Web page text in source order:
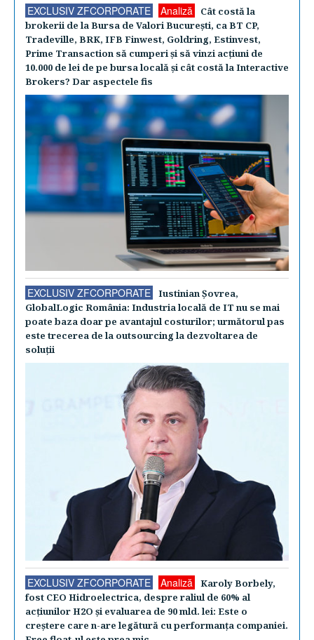
EXCLUSIV ZFCORPORATE Analiză
Cât costă la
brokerii de la Bursa de Valori Bucureşti, ca BT CP,
Tradeville, BRK, IFB Finwest, Goldring, Estinvest,
Prime Transaction să cumperi şi să vinzi acţiuni de
10.000 de lei de pe bursa locală şi cât costă la Interactive
Brokers? Dar aspectele fis
EXCLUSIV ZFCORPORATE
Iustinian Şovrea,
GlobalLogic România: Industria locală de IT nu se mai
poate baza doar pe avantajul costurilor; următorul pas
este trecerea de la outsourcing la dezvoltarea de
soluţii
EXCLUSIV ZFCORPORATE Analiză
Karoly Borbely,
fost CEO Hidroelectrica, despre raliul de 60% al
acţiunilor H2O şi evaluarea de 90 mld. lei: Este o
creştere care n-are legătură cu performanţa companiei.